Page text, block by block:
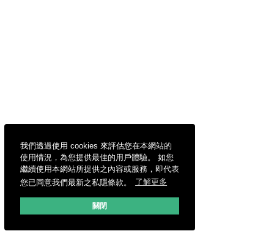
我們透過使用 cookies 來評估您在本網站的
使用情況，為您提供最佳的用戶體驗。 如您
繼續使用本網站所提供之內容或服務，即代表
您已同意我們最新之私隱條款。
了解更多
關閉